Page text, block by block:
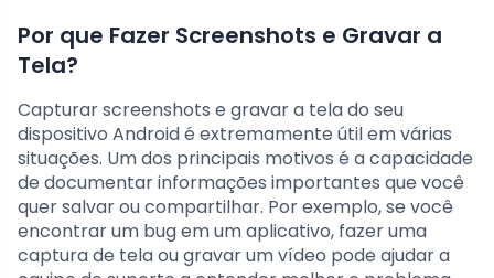
Por que Fazer Screenshots e Gravar a
Tela?
Capturar screenshots e gravar a tela do seu
dispositivo Android é extremamente útil em várias
situações. Um dos principais motivos é a capacidade
de documentar informações importantes que você
quer salvar ou compartilhar. Por exemplo, se você
encontrar um bug em um aplicativo, fazer uma
captura de tela ou gravar um vídeo pode ajudar a